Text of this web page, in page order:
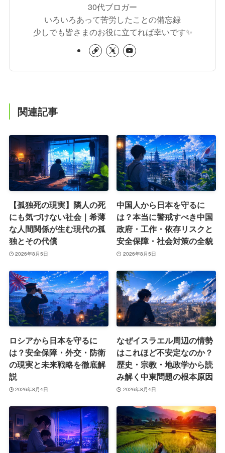
30代ブロガー
いろいろあって苦労したことの備忘録
少しでも皆さまのお役に立てれば幸いです✨
関連記事
【孤独死の現実】隣人の死
にも気づけない社会｜希薄
な人間関係が生む現代の孤
独とその代償
2026年8月5日
中国人から日本を守るに
は？本当に警戒すべき中国
政府・工作・依存リスクと
安全保障・社会対策の全貌
2026年8月5日
ロシアから日本を守るに
は？安全保障・外交・防衛
の現実と未来戦略を徹底解
説
2026年8月4日
なぜイスラエル周辺の情勢
はこれほど不安定なのか？
歴史・宗教・地政学から読
み解く中東問題の根本原因
2026年8月4日